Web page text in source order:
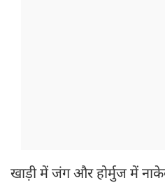
खाड़ी में जंग और होर्मुज में